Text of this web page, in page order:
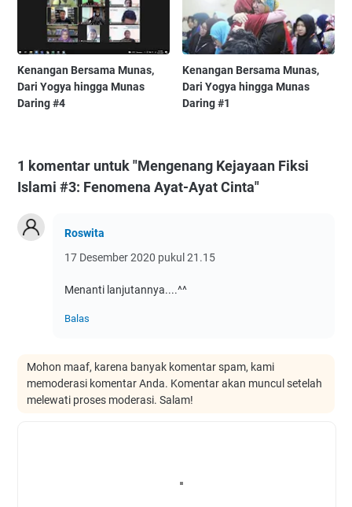
Kenangan Bersama Munas,
Dari Yogya hingga Munas
Daring #4
Kenangan Bersama Munas,
Dari Yogya hingga Munas
Daring #1
1 komentar untuk "Mengenang Kejayaan Fiksi
Islami #3: Fenomena Ayat-Ayat Cinta"
Roswita
17 Desember 2020 pukul 21.15
Menanti lanjutannya....^^
Balas
Mohon maaf, karena banyak komentar spam, kami
memoderasi komentar Anda. Komentar akan muncul setelah
melewati proses moderasi. Salam!